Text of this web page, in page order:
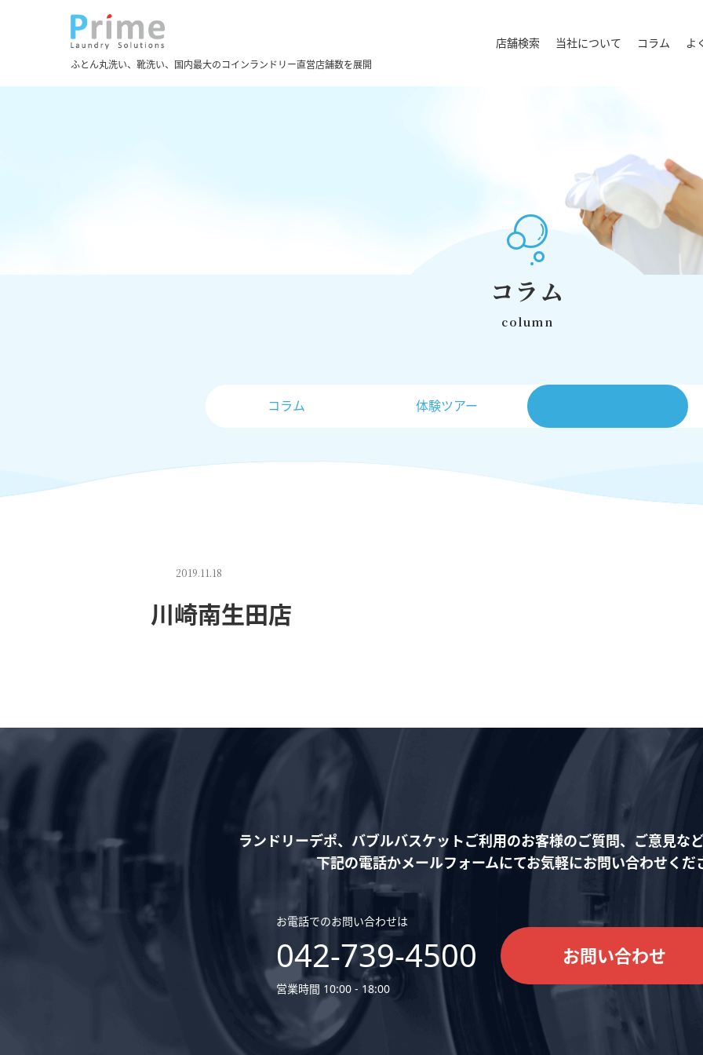
ふとん丸洗い、靴洗い、国内最大のコインランドリー直営店舗数を展開
店舗検索 当社について コラム よ
コラム
column
コラム 体験ツアー
2019.11.18
川崎南生田店
ランドリーデポ、バブルバスケットご利用のお客様のご質問、ご意見な
下記の電話かメールフォームにてお気軽にお問い合わせくだ
お電話でのお問い合わせは
042-739-4500
営業時間 10:00 - 18:00
お問い合わせ